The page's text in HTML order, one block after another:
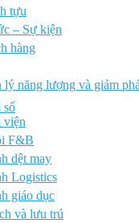
tựu
– Sự kiện
hàng
lý năng lượng và giảm
số
viện
F&B
dệt may
Logistics
giáo dục
và lưu trú